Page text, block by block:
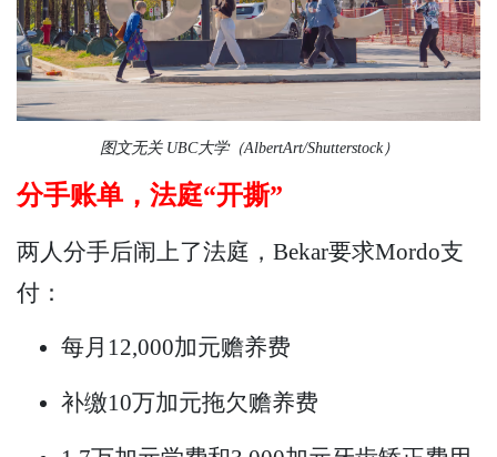
图文无关 UBC大学（AlbertArt/Shutterstock）
分手账单，法庭“开撕”
两人分手后闹上了法庭，Bekar要求Mordo支
付：
每月12,000加元赡养费
补缴10万加元拖欠赡养费